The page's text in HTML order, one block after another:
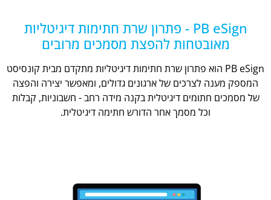
PB eSign - פתרון שרת חתימות דיגיטליות
מאובטחות להפצת מסמכים מרובים
PB eSign הוא פתרון שרת חתימות דיגיטליות מתקדם מבית קונסיסט
המספק מענה לצרכים של ארגונים גדולים, ומאפשר יצירה והפצה
של מסמכים חתומים דיגיטלית בקנה מידה רחב - חשבוניות, קבלות
וכל מסמך אחר הדורש חתימה דיגיטלית.